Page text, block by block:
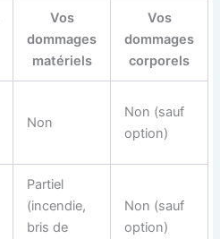
Vos
dommages
matériels
Vos
dommages
corporels
Non
Non (sauf
option)
Partiel
(incendie,
bris de
Non (sauf
option)